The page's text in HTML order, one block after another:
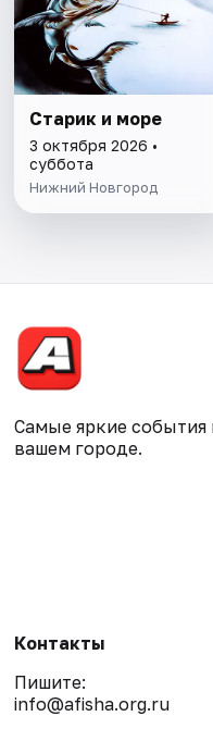
Старик и море
3 октября 2026 •
суббота
Нижний Новгород
Самые яркие события
вашем городе.
Контакты
Пишите:
info@afisha.org.ru